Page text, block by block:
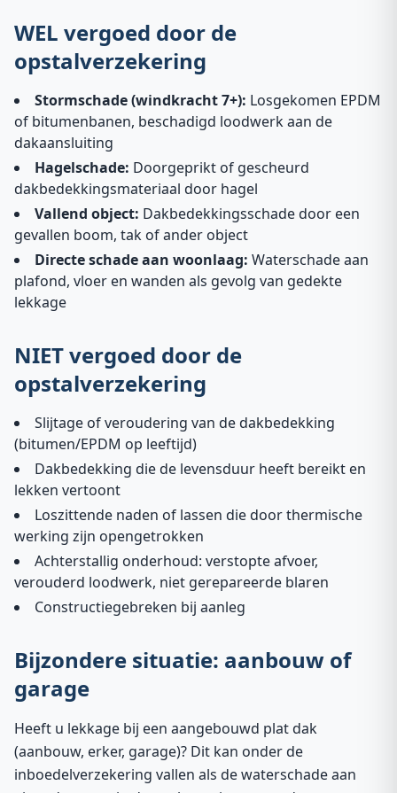
WEL vergoed door de
opstalverzekering
Stormschade (windkracht 7+): Losgekomen EPDM
of bitumenbanen, beschadigd loodwerk aan de
dakaansluiting
Hagelschade: Doorgeprikt of gescheurd
dakbedekkingsmateriaal door hagel
Vallend object: Dakbedekkingsschade door een
gevallen boom, tak of ander object
Directe schade aan woonlaag: Waterschade aan
plafond, vloer en wanden als gevolg van gedekte
lekkage
NIET vergoed door de
opstalverzekering
Slijtage of veroudering van de dakbedekking
(bitumen/EPDM op leeftijd)
Dakbedekking die de levensduur heeft bereikt en
lekken vertoont
Loszittende naden of lassen die door thermische
werking zijn opengetrokken
Achterstallig onderhoud: verstopte afvoer,
verouderd loodwerk, niet gerepareerde blaren
Constructiegebreken bij aanleg
Bijzondere situatie: aanbouw of
garage
Heeft u lekkage bij een aangebouwd plat dak
(aanbouw, erker, garage)? Dit kan onder de
inboedelverzekering vallen als de waterschade aan